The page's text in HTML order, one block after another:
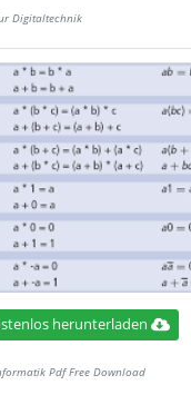
Digitaltechnik
herunterladen
Pdf Free Download